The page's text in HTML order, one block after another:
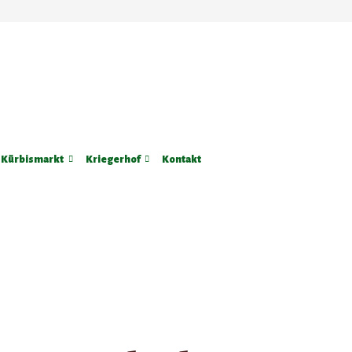
Kürbismarkt Kriegerhof Kontakt